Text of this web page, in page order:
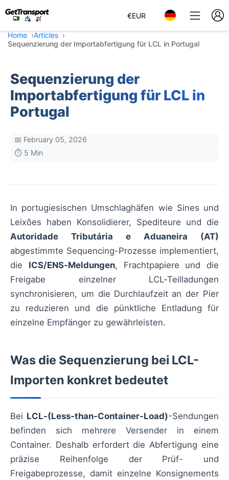
€EUR
Home
Articles
Sequenzierung der Importabfertigung für LCL in Portugal
Sequenzierung der
Importabfertigung für LCL in
Portugal
📅 February 05, 2026
⏱️ 5 Min
In portugiesischen Umschlaghäfen wie Sines und
Leixões haben Konsolidierer, Spediteure und die
Autoridade Tributária e Aduaneira (AT)
abgestimmte Sequencing-Prozesse implementiert,
die ICS/ENS‑Meldungen, Frachtpapiere und die
Freigabe einzelner LCL‑Teilladungen
synchronisieren, um die Durchlaufzeit an der Pier
zu reduzieren und die pünktliche Entladung für
einzelne Empfänger zu gewährleisten.
Was die Sequenzierung bei LCL-
Importen konkret bedeutet
Bei LCL‑(Less-than-Container-Load)-Sendungen
befinden sich mehrere Versender in einem
Container. Deshalb erfordert die Abfertigung eine
präzise Reihenfolge der Prüf- und
Freigabeprozesse, damit einzelne Konsignements